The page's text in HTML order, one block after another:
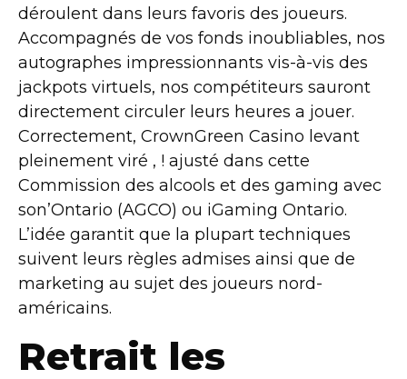
déroulent dans leurs favoris des joueurs.
Accompagnés de vos fonds inoubliables, nos
autographes impressionnants vis-à-vis des
jackpots virtuels, nos compétiteurs sauront
directement circuler leurs heures a jouer.
Correctement, CrownGreen Casino levant
pleinement viré , ! ajusté dans cette
Commission des alcools et des gaming avec
son’Ontario (AGCO) ou iGaming Ontario.
L’idée garantit que la plupart techniques
suivent leurs règles admises ainsi que de
marketing au sujet des joueurs nord-
américains.
Retrait les